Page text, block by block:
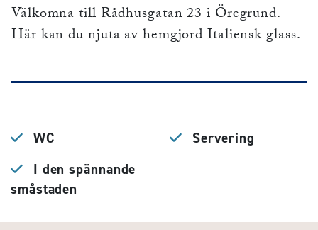
Välkomna till Rådhusgatan 23 i Öregrund.
Här kan du njuta av hemgjord Italiensk glass.
WC
Servering
I den spännande
småstaden